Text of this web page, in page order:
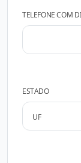
TELEFONE COM
ESTADO